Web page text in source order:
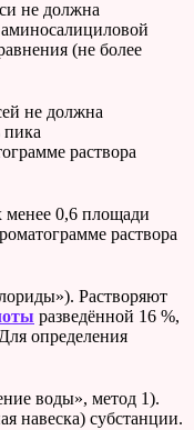
не должна
(не более
не должна
раствора
0,6 площади
раствора
Растворяют
разведённой 16 %,
определения
воды», метод 1).
навеска) субстанции.